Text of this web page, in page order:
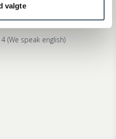
valgte
PM
(We speak english)